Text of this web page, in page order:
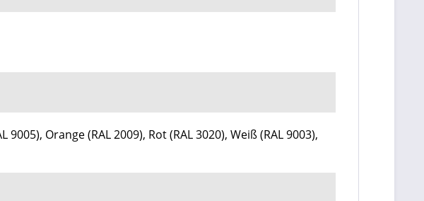
9005), Orange (RAL 2009), Rot (RAL 3020), Weiß (RAL 9003),